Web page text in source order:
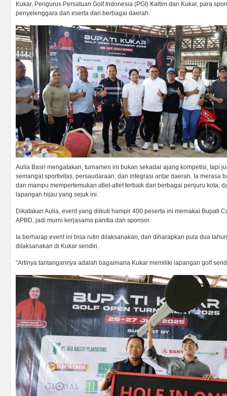
Kukar, Pengurus Persatuan Golf Indonesia (PGI) Kaltim dan Kukar, para
penyelenggara dan eserta dari berbagai daerah.
Aulia Basri mengatakan, turnamen ini bukan sekadar ajang kompetisi, tapi
semangat sportivitas, persaudaraan, dan integrasi antar daerah. Ia merasa
dan mampu mempertemukan atlet-atlet terbaik dari berbagai penjuru kota,
lapangan hijau yang sejuk ini.
Dikatakan Aulia, event yang diikuti hampir 400 peserta ini memakai Bupati
APBD, jadi murni kerjasama panitia dan sponsor.
Ia berharap event ini bisa rutin dilaksanakan, dan diharapkan pula dua
dilaksanakan di Kukar sendiri.
“Artinya tantangannya adalah bagaimana Kukar memiliki lapangan golf